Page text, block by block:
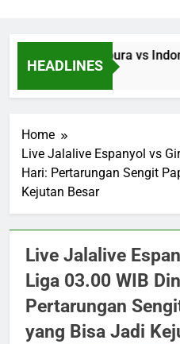
HEADLINES
Streaming Singapura vs
18 Hours Ago
Home
Live Jalalive Espanyol vs
Hari: Pertarungan Sengit
Kejutan Besar
Live Jalalive
Liga 03.00 WIB
Pertarungan
yang Bisa Jadi